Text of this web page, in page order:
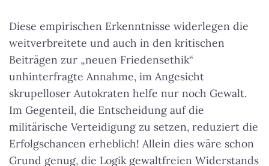
Diese empirischen Erkenntnisse widerlegen die
weitverbreitete und auch in den kritischen
Beiträgen zur „neuen Friedensethik“
unhinterfragte Annahme, im Angesicht
skrupelloser Autokraten helfe nur noch Gewalt.
Im Gegenteil, die Entscheidung auf die
militärische Verteidigung zu setzen, reduziert die
Erfolgschancen erheblich! Allein dies wäre schon
Grund genug, die Logik gewaltfreien Widerstands